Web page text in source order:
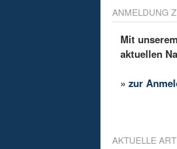
ANMELDUNG
Mit
aktuellen
»zur
AKTUELLE